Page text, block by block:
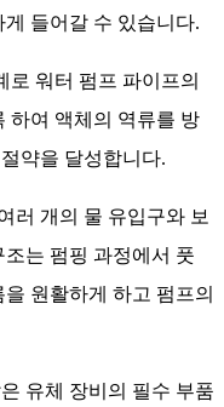
들어갈 수 있습니다.
로 워터 펌프 파이프의
하여 액체의 역류를 방
약을 달성합니다.
러 개의 물 유입구와 보
는 펌핑 과정에서 풋
원활하게 하고 펌프의
유체 장비의 필수 부품